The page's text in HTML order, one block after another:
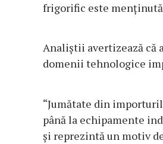
frigorific este
Analiştii avertizează că
domenii tehnologice
“Jumătate din
până la echipamente
şi reprezintă un motiv